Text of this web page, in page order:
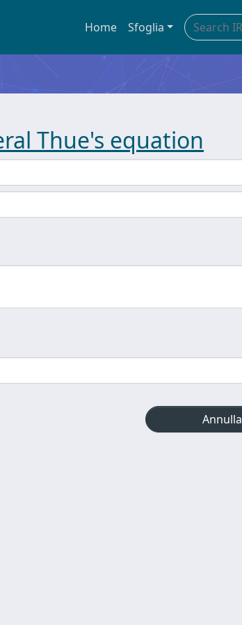
Home Sfoglia
Thue's equation
Annulla